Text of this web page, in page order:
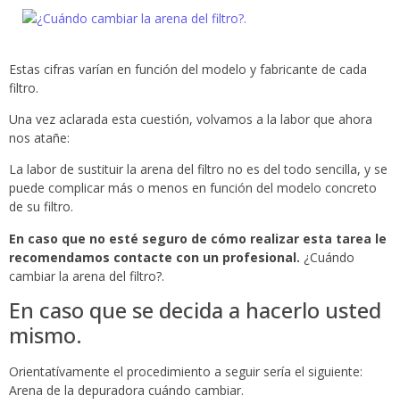
Estas cifras varían en función del modelo y fabricante de cada
filtro.
Una vez aclarada esta cuestión, volvamos a la labor que ahora
nos atañe:
La labor de sustituir la arena del filtro no es del todo sencilla, y se
puede complicar más o menos en función del modelo concreto
de su filtro.
En caso que no esté seguro de cómo realizar esta tarea le
recomendamos contacte con un profesional. ¿Cuándo
cambiar la arena del filtro?.
En caso que se decida a hacerlo usted
mismo.
Orientatívamente el procedimiento a seguir sería el siguiente:
Arena de la depuradora cuándo cambiar.